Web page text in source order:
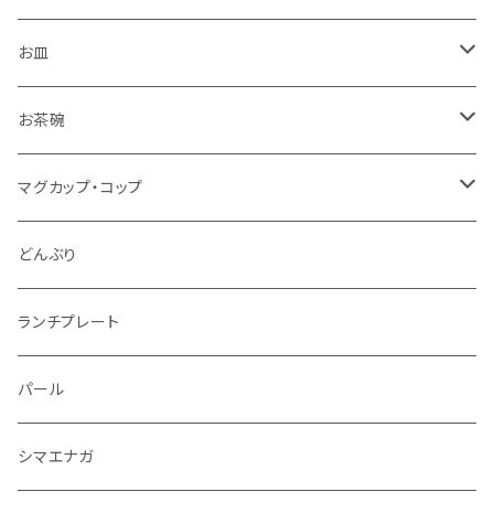
お皿
角皿
丸皿
仕切り皿
お茶碗
大サイズ
小サイズ
マグカップ・コップ
マグカップ（大）
マグカップ（小）
湯のみ
ミニカップ
どんぶり
ランチプレート
パール
シマエナガ